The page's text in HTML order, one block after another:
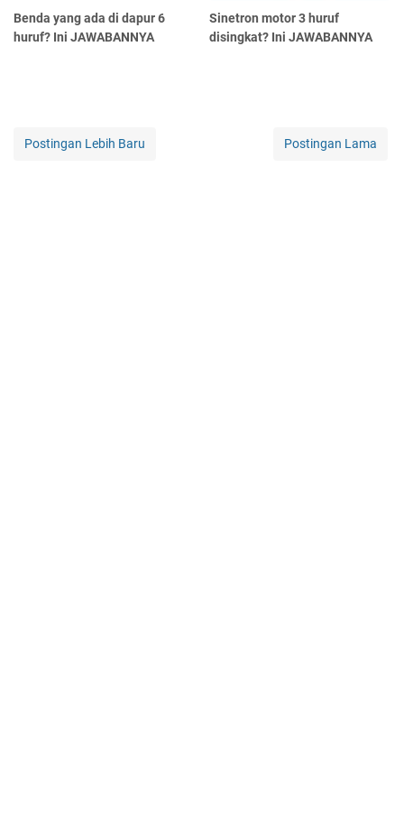
Benda yang ada di dapur 6
huruf? Ini JAWABANNYA
Sinetron motor 3 huruf
disingkat? Ini JAWABANNYA
Postingan Lebih Baru Postingan Lama